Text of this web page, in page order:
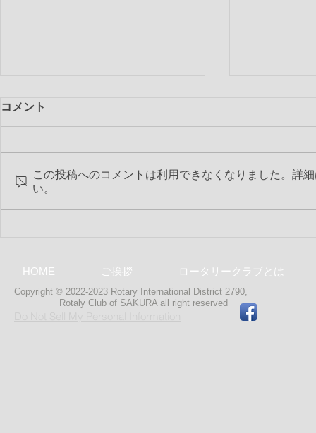
第2507回 6月特別夜間例会
コメント
この投稿へのコメントは利用できなくなりました。詳
い。
HOME ご挨拶 ロータリークラブとは
Copyright © 2022-2023 Rotary International District 2790,
Rotaly Club of SAKURA all right reserved